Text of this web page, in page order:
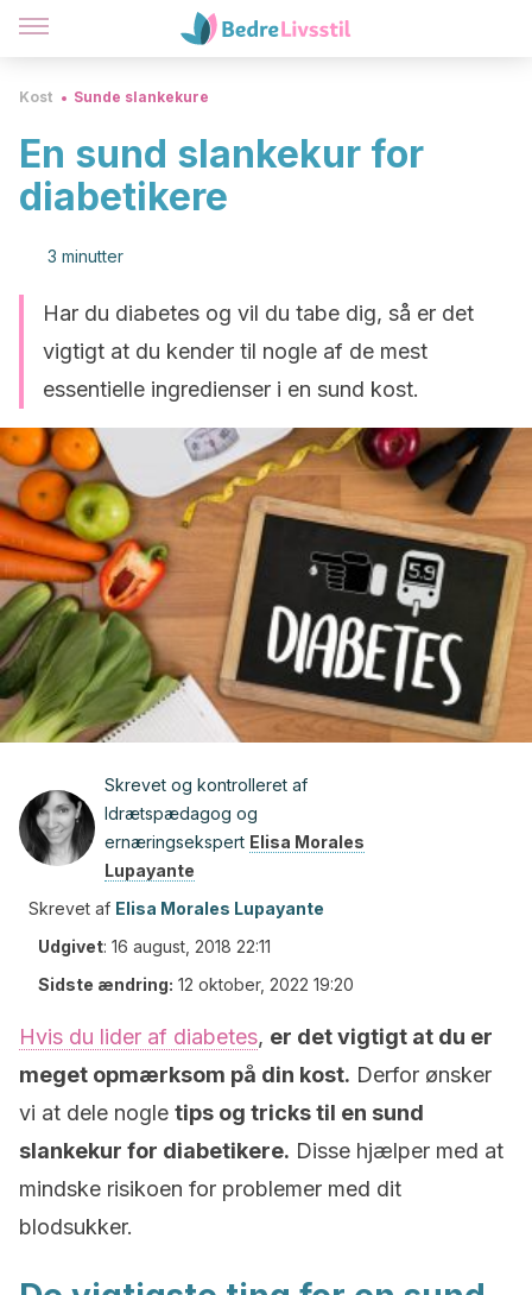
Kost Sunde slankekure
En sund slankekur for
diabetikere
3 minutter
Har du diabetes og vil du tabe dig, så er det
vigtigt at du kender til nogle af de mest
essentielle ingredienser i en sund kost.
Skrevet og kontrolleret af
Idrætspædagog og
ernæringsekspert Elisa Morales
Lupayante
Skrevet af Elisa Morales Lupayante
Udgivet: 16 august, 2018 22:11
Sidste ændring: 12 oktober, 2022 19:20
Hvis du lider af diabetes, er det vigtigt at du er
meget opmærksom på din kost. Derfor ønsker
vi at dele nogle tips og tricks til en sund
slankekur for diabetikere. Disse hjælper med at
mindske risikoen for problemer med dit
blodsukker.